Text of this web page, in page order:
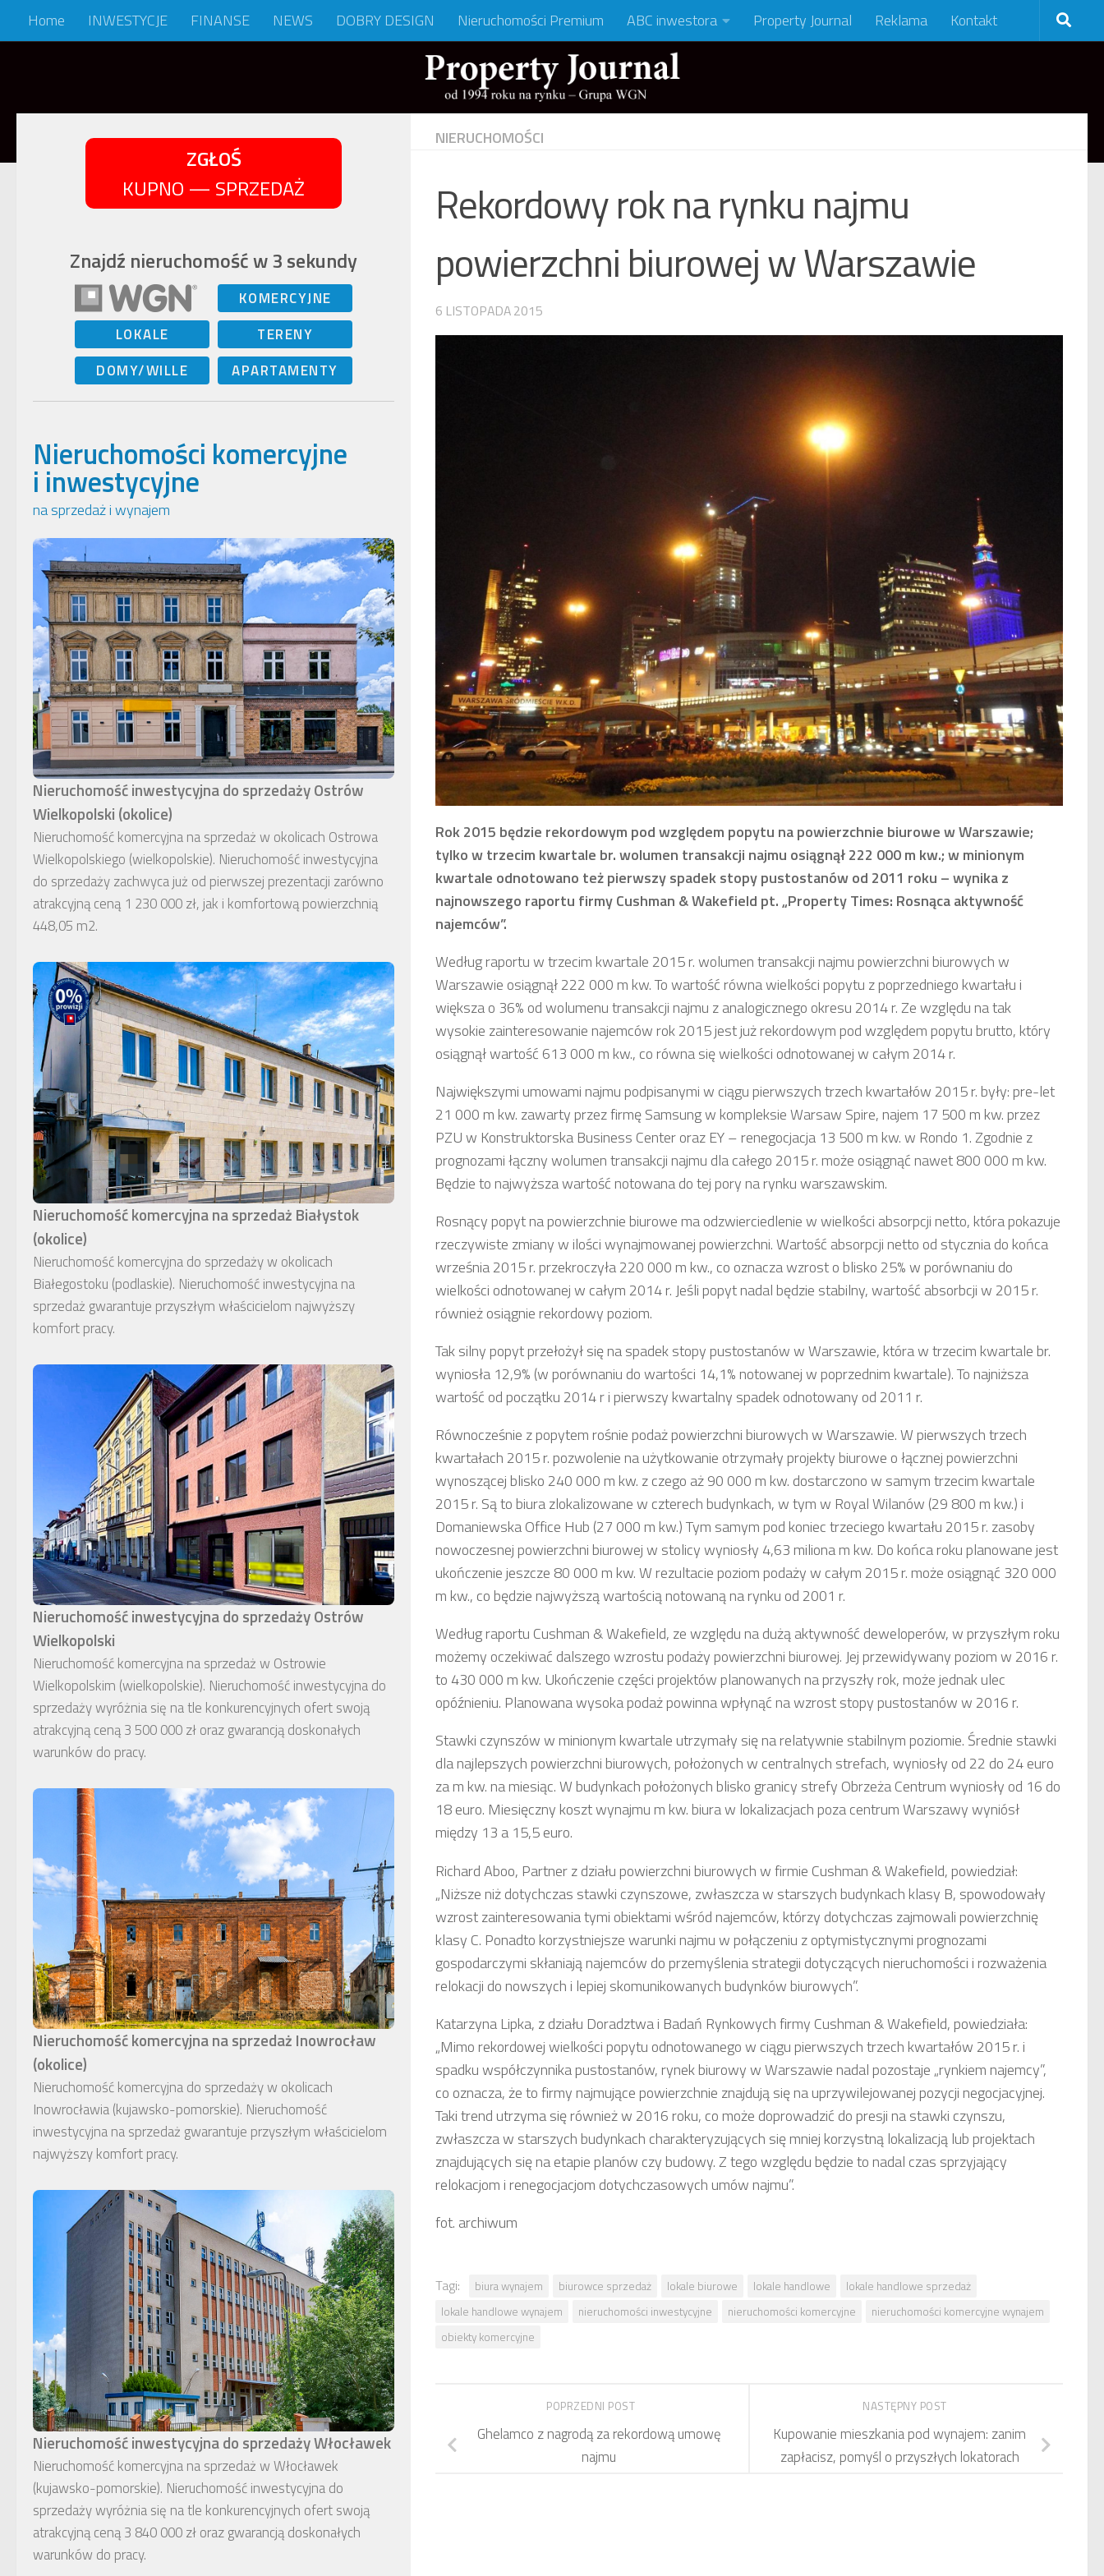
Skip to content
Home INWESTYCJE FINANSE NEWS DOBRY DESIGN Nieruchomości Premium ABC inwestora Property Journal Reklama Kontakt
NIERUCHOMOŚCI
Rekordowy rok na rynku najmu
powierzchni biurowej w Warszawie
6 LISTOPADA 2015
Rok 2015 będzie rekordowym pod względem popytu na powierzchnie biurowe w Warszawie;
tylko w trzecim kwartale br. wolumen transakcji najmu osiągnął 222 000 m kw.; w minionym
kwartale odnotowano też pierwszy spadek stopy pustostanów od 2011 roku – wynika z
najnowszego raportu firmy Cushman & Wakefield pt. „Property Times: Rosnąca aktywność
najemców”.
Według raportu w trzecim kwartale 2015 r. wolumen transakcji najmu powierzchni biurowych w
Warszawie osiągnął 222 000 m kw. To wartość równa wielkości popytu z poprzedniego kwartału i
większa o 36% od wolumenu transakcji najmu z analogicznego okresu 2014 r. Ze względu na tak
wysokie zainteresowanie najemców rok 2015 jest już rekordowym pod względem popytu brutto, który
osiągnął wartość 613 000 m kw., co równa się wielkości odnotowanej w całym 2014 r.
Największymi umowami najmu podpisanymi w ciągu pierwszych trzech kwartałów 2015 r. były: pre-let
21 000 m kw. zawarty przez firmę Samsung w kompleksie Warsaw Spire, najem 17 500 m kw. przez
PZU w Konstruktorska Business Center oraz EY – renegocjacja 13 500 m kw. w Rondo 1. Zgodnie z
prognozami łączny wolumen transakcji najmu dla całego 2015 r. może osiągnąć nawet 800 000 m kw.
Będzie to najwyższa wartość notowana do tej pory na rynku warszawskim.
Rosnący popyt na powierzchnie biurowe ma odzwierciedlenie w wielkości absorpcji netto, która pokazuje
rzeczywiste zmiany w ilości wynajmowanej powierzchni. Wartość absorpcji netto od stycznia do końca
września 2015 r. przekroczyła 220 000 m kw., co oznacza wzrost o blisko 25% w porównaniu do
wielkości odnotowanej w całym 2014 r. Jeśli popyt nadal będzie stabilny, wartość absorbcji w 2015 r.
również osiągnie rekordowy poziom.
Tak silny popyt przełożył się na spadek stopy pustostanów w Warszawie, która w trzecim kwartale br.
wyniosła 12,9% (w porównaniu do wartości 14,1% notowanej w poprzednim kwartale). To najniższa
wartość od początku 2014 r i pierwszy kwartalny spadek odnotowany od 2011 r.
Równocześnie z popytem rośnie podaż powierzchni biurowych w Warszawie. W pierwszych trzech
kwartałach 2015 r. pozwolenie na użytkowanie otrzymały projekty biurowe o łącznej powierzchni
wynoszącej blisko 240 000 m kw. z czego aż 90 000 m kw. dostarczono w samym trzecim kwartale
2015 r. Są to biura zlokalizowane w czterech budynkach, w tym w Royal Wilanów (29 800 m kw.) i
Domaniewska Office Hub (27 000 m kw.) Tym samym pod koniec trzeciego kwartału 2015 r. zasoby
nowoczesnej powierzchni biurowej w stolicy wyniosły 4,63 miliona m kw. Do końca roku planowane jest
ukończenie jeszcze 80 000 m kw. W rezultacie poziom podaży w całym 2015 r. może osiągnąć 320 000
m kw., co będzie najwyższą wartością notowaną na rynku od 2001 r.
Według raportu Cushman & Wakefield, ze względu na dużą aktywność deweloperów, w przyszłym roku
możemy oczekiwać dalszego wzrostu podaży powierzchni biurowej. Jej przewidywany poziom w 2016 r.
to 430 000 m kw. Ukończenie części projektów planowanych na przyszły rok, może jednak ulec
opóźnieniu. Planowana wysoka podaż powinna wpłynąć na wzrost stopy pustostanów w 2016 r.
Stawki czynszów w minionym kwartale utrzymały się na relatywnie stabilnym poziomie. Średnie stawki
dla najlepszych powierzchni biurowych, położonych w centralnych strefach, wyniosły od 22 do 24 euro
za m kw. na miesiąc. W budynkach położonych blisko granicy strefy Obrzeża Centrum wyniosły od 16 do
18 euro. Miesięczny koszt wynajmu m kw. biura w lokalizacjach poza centrum Warszawy wyniósł
między 13 a 15,5 euro.
Richard Aboo, Partner z działu powierzchni biurowych w firmie Cushman & Wakefield, powiedział:
„Niższe niż dotychczas stawki czynszowe, zwłaszcza w starszych budynkach klasy B, spowodowały
wzrost zainteresowania tymi obiektami wśród najemców, którzy dotychczas zajmowali powierzchnię
klasy C. Ponadto korzystniejsze warunki najmu w połączeniu z optymistycznymi prognozami
gospodarczymi skłaniają najemców do przemyślenia strategii dotyczących nieruchomości i rozważenia
relokacji do nowszych i lepiej skomunikowanych budynków biurowych”.
Katarzyna Lipka, z działu Doradztwa i Badań Rynkowych firmy Cushman & Wakefield, powiedziała:
„Mimo rekordowej wielkości popytu odnotowanego w ciągu pierwszych trzech kwartałów 2015 r. i
spadku współczynnika pustostanów, rynek biurowy w Warszawie nadal pozostaje „rynkiem najemcy”,
co oznacza, że to firmy najmujące powierzchnie znajdują się na uprzywilejowanej pozycji negocjacyjnej.
Taki trend utrzyma się również w 2016 roku, co może doprowadzić do presji na stawki czynszu,
zwłaszcza w starszych budynkach charakteryzujących się mniej korzystną lokalizacją lub projektach
znajdujących się na etapie planów czy budowy. Z tego względu będzie to nadal czas sprzyjający
relokacjom i renegocjacjom dotychczasowych umów najmu”.
fot. archiwum
Tagi: biura wynajem biurowce sprzedaż lokale biurowe lokale handlowe
lokale handlowe sprzedaż
lokale handlowe wynajem
nieruchomości inwestycyjne nieruchomości komercyjne
nieruchomości komercyjne wynajem
obiekty komercyjne
NASTĘPNY POST
Kupowanie mieszkania pod wynajem: zanim
zapłacisz, pomyśl o przyszłych lokatorach
POPRZEDNI POST
Ghelamco z nagrodą za rekordową umowę
najmu
ZGŁOŚ
KUPNO — SPRZEDAŻ
Znajdź nieruchomość w 3 sekundy
KOMERCYJNE
LOKALE
TERENY
DOMY/WILLE
APARTAMENTY
Nieruchomości komercyjne
i inwestycyjne
na sprzedaż i wynajem
Nieruchomość inwestycyjna do sprzedaży Ostrów
Wielkopolski (okolice)
Nieruchomość komercyjna na sprzedaż w okolicach Ostrowa
Wielkopolskiego (wielkopolskie). Nieruchomość inwestycyjna
do sprzedaży zachwyca już od pierwszej prezentacji zarówno
atrakcyjną ceną 1 230 000 zł, jak i komfortową powierzchnią
448,05 m2.
Nieruchomość komercyjna na sprzedaż Białystok
(okolice)
Nieruchomość komercyjna do sprzedaży w okolicach
Białegostoku (podlaskie). Nieruchomość inwestycyjna na
sprzedaż gwarantuje przyszłym właścicielom najwyższy
komfort pracy.
Nieruchomość inwestycyjna do sprzedaży Ostrów
Wielkopolski
Nieruchomość komercyjna na sprzedaż w Ostrowie
Wielkopolskim (wielkopolskie). Nieruchomość inwestycyjna do
sprzedaży wyróżnia się na tle konkurencyjnych ofert swoją
atrakcyjną ceną 3 500 000 zł oraz gwarancją doskonałych
warunków do pracy.
Nieruchomość komercyjna na sprzedaż Inowrocław
(okolice)
Nieruchomość komercyjna do sprzedaży w okolicach
Inowrocławia (kujawsko-pomorskie). Nieruchomość
inwestycyjna na sprzedaż gwarantuje przyszłym właścicielom
najwyższy komfort pracy.
Nieruchomość inwestycyjna do sprzedaży Włocławek
Nieruchomość komercyjna na sprzedaż w Włocławek
(kujawsko-pomorskie). Nieruchomość inwestycyjna do
sprzedaży wyróżnia się na tle konkurencyjnych ofert swoją
atrakcyjną ceną 3 840 000 zł oraz gwarancją doskonałych
warunków do pracy.